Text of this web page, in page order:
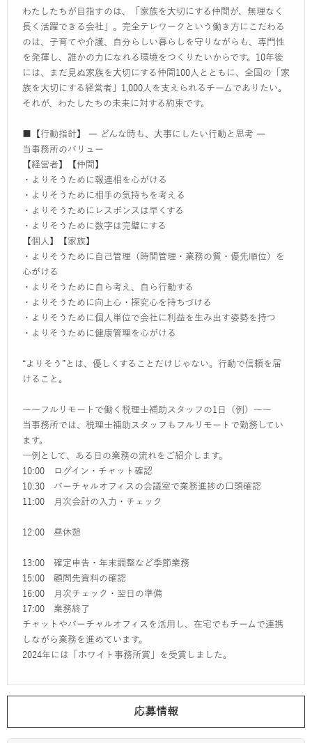
わたしたちが目指すのは、「家族を大切にする仲間が、無理なく
長く活躍できる会社」。完全テレワークという働き方にこだわる
のは、子育てや介護、自分らしい暮らしを守りながらも、専門性
を発揮し、誰かの力になれる環境をつくりたいからです。10年後
には、まだ見ぬ家族を大切にする仲間100人とともに、全国の「家
族を大切にする経営者」1,000人を支えられるチームでありたい。
それが、わたしたちの未来に対する約束です。
■【行動指針】 ― どんな時も、大事にしたい行動と思考 ―
当事務所のバリュー
【経営者】【仲間】
・よりそうために報連相を心がける
・よりそうために相手の気持ちを考える
・よりそうためにレスポンスは早くする
・よりそうために数字は完璧にする
【個人】【家族】
・よりそうために自己管理（時間管理・業務の質・優先順位）を
心がける
・よりそうために自ら考え、自ら行動する
・よりそうために向上心・探究心を持ちづける
・よりそうために個人単位で会社に利益を生み出す姿勢を持つ
・よりそうために健康管理を心がける
“よりそう”とは、優しくすることだけじゃない。行動で信頼を届
けること。
～～フルリモートで働く税理士補助スタッフの1日（例）～～
当事務所では、税理士補助スタッフもフルリモートで勤務してい
ます。
一例として、ある日の業務の流れをご紹介します。
10:00 ログイン・チャット確認
10:30 バーチャルオフィスの会議室で業務進捗の口頭確認
11:00 月次会計の入力・チェック
12:00 昼休憩
13:00 確定申告・年末調整など季節業務
15:00 顧問先資料の確認
16:00 月次チェック・翌日の準備
17:00 業務終了
チャットやバーチャルオフィスを活用し、在宅でもチームで連携
しながら業務を進めています。
2024年には「ホワイト事務所賞」を受賞しました。
応募情報